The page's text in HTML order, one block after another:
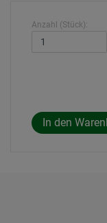
Anzahl (Stück):